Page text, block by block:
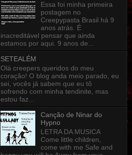
Essa foi minha primeira
postagem no
Creepypasta Brasil há 9
anos atrás. É
inacreditável pensar que ainda
estamos por aqui. 9 anos de...
SETEALÉM
Olá creepers queridos do meu
coração! O blog anda meio parado, eu
sei, vocês já sabem que eu tô
sofrendo com minha tendinite, mas
estou faz...
Canção de Ninar do
Hypno
LETRA DA MUSICA
Come little children,
come with me Safe and